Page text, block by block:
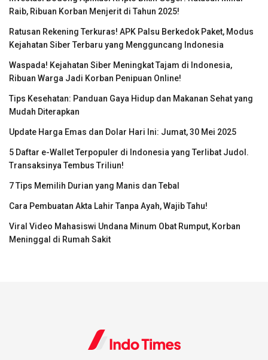
Raib, Ribuan Korban Menjerit di Tahun 2025!
Ratusan Rekening Terkuras! APK Palsu Berkedok Paket, Modus
Kejahatan Siber Terbaru yang Mengguncang Indonesia
Waspada! Kejahatan Siber Meningkat Tajam di Indonesia,
Ribuan Warga Jadi Korban Penipuan Online!
Tips Kesehatan: Panduan Gaya Hidup dan Makanan Sehat yang
Mudah Diterapkan
Update Harga Emas dan Dolar Hari Ini: Jumat, 30 Mei 2025
5 Daftar e-Wallet Terpopuler di Indonesia yang Terlibat Judol.
Transaksinya Tembus Triliun!
7 Tips Memilih Durian yang Manis dan Tebal
Cara Pembuatan Akta Lahir Tanpa Ayah, Wajib Tahu!
Viral Video Mahasiswi Undana Minum Obat Rumput, Korban
Meninggal di Rumah Sakit